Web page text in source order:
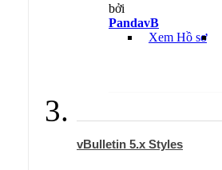
bởi
PandavB
Xem Hồ sơ
vBulletin 5.x Styles